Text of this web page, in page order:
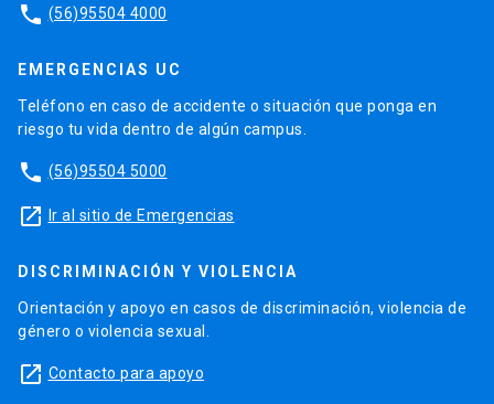
phone (56)95504 4000
EMERGENCIAS UC
Teléfono en caso de accidente o situación que ponga en
riesgo tu vida dentro de algún campus.
phone (56)95504 5000
launch Ir al sitio de Emergencias
DISCRIMINACIÓN Y VIOLENCIA
Orientación y apoyo en casos de discriminación, violencia de
género o violencia sexual.
launch Contacto para apoyo